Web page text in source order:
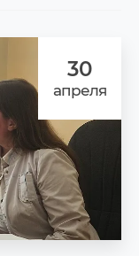
30
апреля